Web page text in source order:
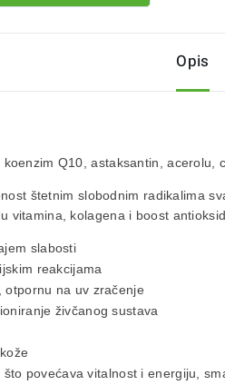
Opis
Q10, astaksantin, acerolu,
štetnim slobodnim radikalima
vitamina, kolagena i boost
slabosti
reakcijama
na uv zračenje
živčanog sustava
povećava vitalnost i energiju,